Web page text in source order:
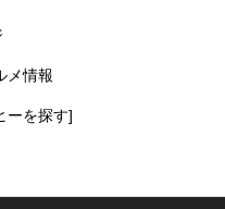
メ情報
ーを探す]